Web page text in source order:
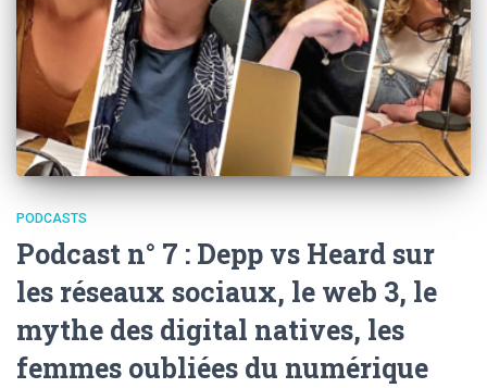
PODCASTS
Podcast n° 7 : Depp vs Heard sur
les réseaux sociaux, le web 3, le
mythe des digital natives, les
femmes oubliées du numérique